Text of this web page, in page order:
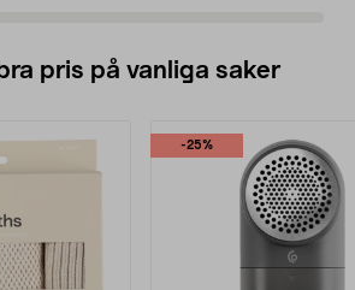
pris på vanliga saker
-25%